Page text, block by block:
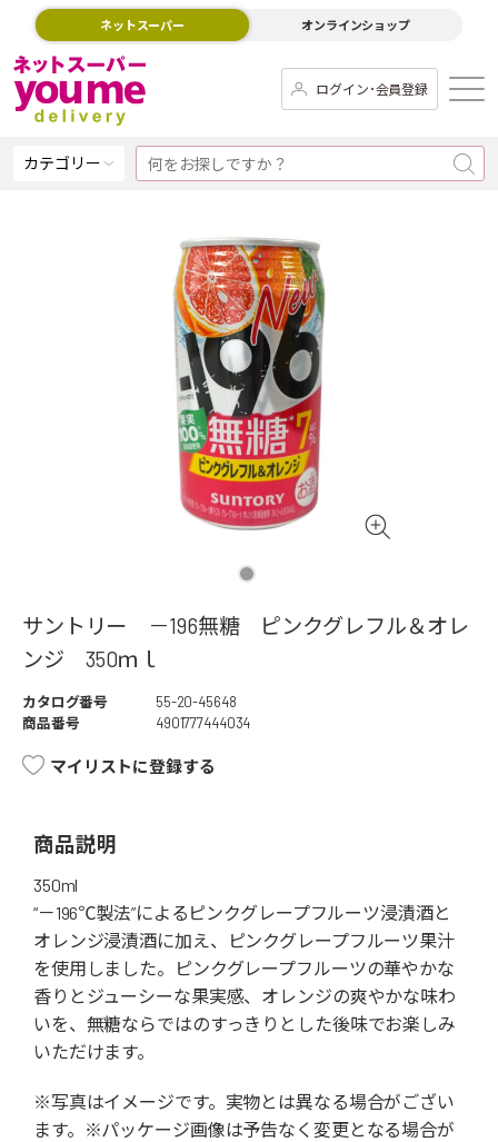
ネットスーパー オンラインショップ
ログイン･会員登録
カテゴリー
サントリー －196無糖 ピンクグレフル＆オレ
ンジ 350ｍｌ
カタログ番号
55-20-45648
商品番号
4901777444034
マイリストに登録する
商品説明
350ml
“－196℃製法”によるピンクグレープフルーツ浸漬酒と
オレンジ浸漬酒に加え、ピンクグレープフルーツ果汁
を使用しました。ピンクグレープフルーツの華やかな
香りとジューシーな果実感、オレンジの爽やかな味わ
いを、無糖ならではのすっきりとした後味でお楽しみ
いただけます。
※写真はイメージです。実物とは異なる場合がござい
ます。※パッケージ画像は予告なく変更となる場合が